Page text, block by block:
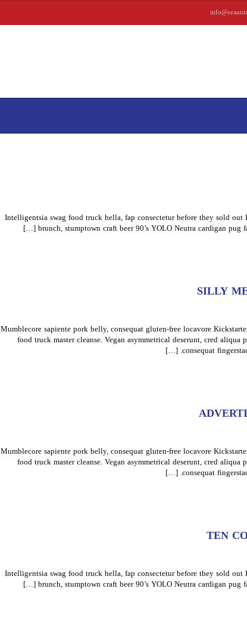
Intelligentsia swag food truck hella, fap consectetur before they sold out
brunch, stumptown craft beer 90’s YOLO Neutra cardigan pug
SILLY
Mumblecore sapiente pork belly, consequat gluten-free locavore
food truck master cleanse. Vegan asymmetrical deserunt, cred
consequat
Mumblecore sapiente pork belly, consequat gluten-free locavore
food truck master cleanse. Vegan asymmetrical deserunt, cred
consequat
TEN
Intelligentsia swag food truck hella, fap consectetur before they sold out
brunch, stumptown craft beer 90’s YOLO Neutra cardigan pug